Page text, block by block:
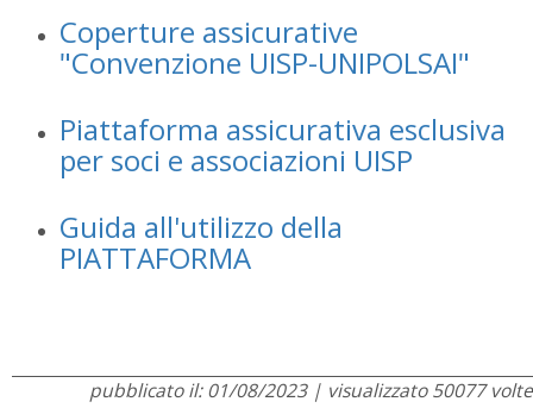
Coperture assicurative
"Convenzione UISP-UNIPOLSAI"
Piattaforma assicurativa esclusiva
per soci e associazioni UISP
Guida all'utilizzo della
PIATTAFORMA
pubblicato il: 01/08/2023 | visualizzato 50077 volte